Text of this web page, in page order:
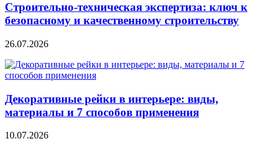
Строительно‑техническая экспертиза: ключ к
безопасному и качественному строительству
26.07.2026
Декоративные рейки в интерьере: виды,
материалы и 7 способов применения
10.07.2026